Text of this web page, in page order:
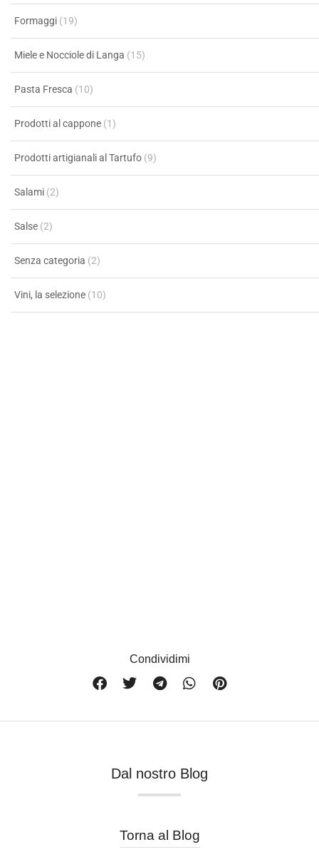
Formaggi (19)
Miele e Nocciole di Langa (15)
Pasta Fresca (10)
Prodotti al cappone (1)
Prodotti artigianali al Tartufo (9)
Salami (2)
Salse (2)
Senza categoria (2)
Vini, la selezione (10)
Condividimi
Dal nostro Blog
Torna al Blog